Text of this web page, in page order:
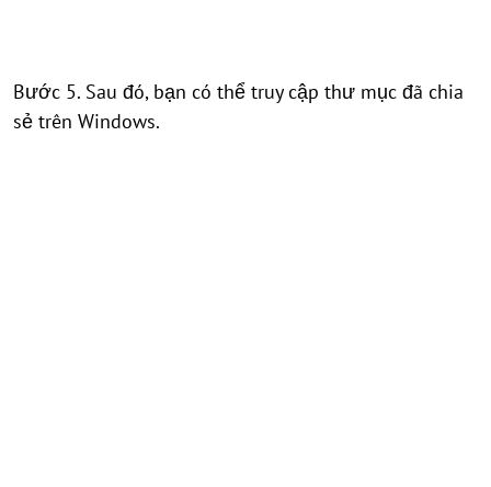
Bước 5. Sau đó, bạn có thể truy cập thư mục đã chia
sẻ trên Windows.